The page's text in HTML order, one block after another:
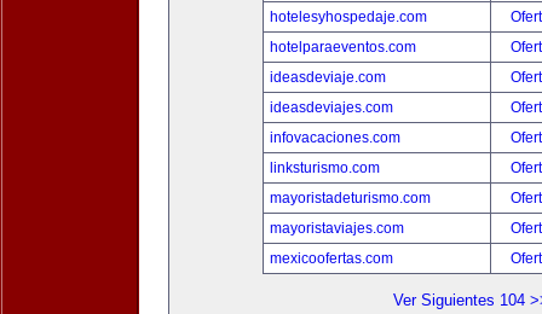
hotelesyhospedaje.com
hotelparaeventos.com
ideasdeviaje.com
ideasdeviajes.com
infovacaciones.com
linksturismo.com
mayoristadeturismo.com
mayoristaviajes.com
mexicoofertas.com
Ver Siguientes 104